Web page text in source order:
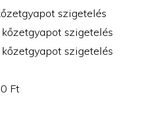
szigetelés
szigetelés
szigetelés
Ft